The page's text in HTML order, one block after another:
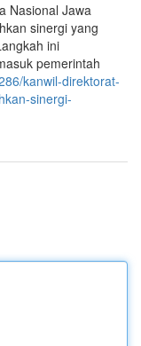
Nasional Jawa
sinergi yang
ini
pemerintah
kanwil-direktorat-
sinergi-